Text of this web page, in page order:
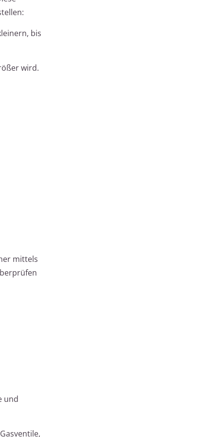
bis
wird.
mittels
und